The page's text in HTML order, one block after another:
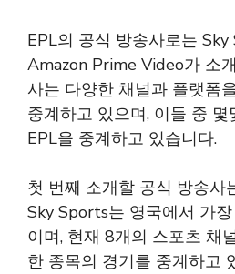
EPL의 공식 방송사로는
Amazon Prime Video가 소
사는 다양한 채널과 플랫폼
중계하고 있으며, 이들 중
EPL을 중계하고 있습니다.
첫 번째 소개할 공식 방송사
Sky Sports는 영국에서 가
이며, 현재 8개의 스포츠 채
한 종목의 경기를 중계하고